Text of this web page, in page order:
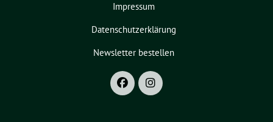
Impressum
Datenschutzerklärung
Newsletter bestellen